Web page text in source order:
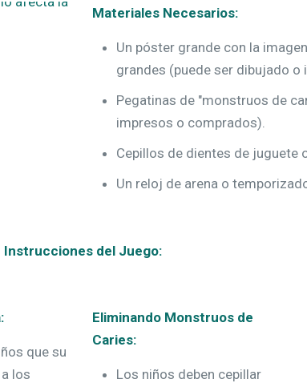
Materiales Necesarios:
Un póster grande con la
grandes (puede ser dibujado o
Pegatinas de "monstruos de
impresos o comprados).
Cepillos de dientes de juguete
Un reloj de arena o
Instrucciones del Juego:
que su
los
Eliminando Monstruos de
Caries:
Los niños deben cepillar